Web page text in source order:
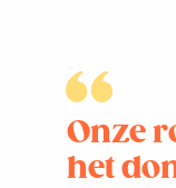
Onze
het